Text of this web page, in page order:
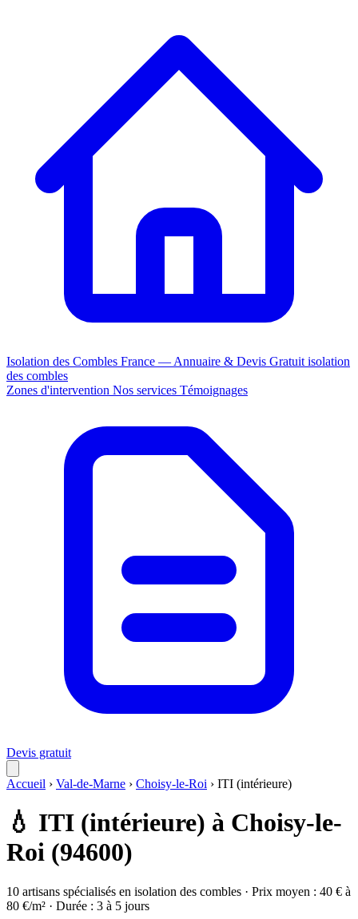
Isolation des Combles France — Annuaire & Devis Gratuit isolation
des combles
Zones d'intervention Nos services Témoignages
Devis gratuit
Accueil › Val-de-Marne › Choisy-le-Roi › ITI (intérieure)
💧 ITI (intérieure) à Choisy-le-
Roi (94600)
10 artisans spécialisés en isolation des combles · Prix moyen : 40 € à
80 €/m² · Durée : 3 à 5 jours